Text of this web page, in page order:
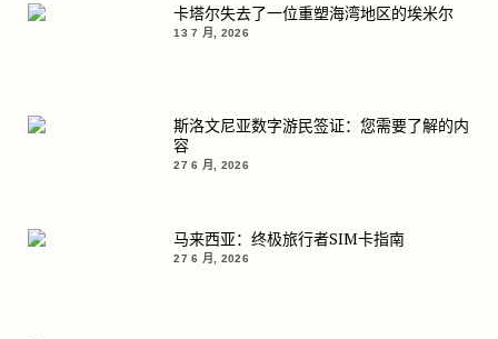
卡塔尔失去了一位重塑海湾地区的埃米尔
13 7 月, 2026
斯洛文尼亚数字游民签证：您需要了解的内
容
27 6 月, 2026
马来西亚：终极旅行者SIM卡指南
27 6 月, 2026